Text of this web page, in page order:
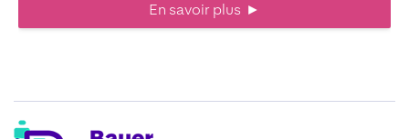
En savoir plus ►